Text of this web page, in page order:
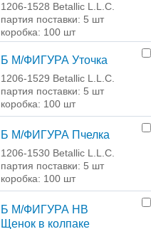
1206-1528 Betallic L.L.C.
партия поставки: 5 шт
коробка: 100 шт
Б М/ФИГУРА Уточка
1206-1529 Betallic L.L.C.
партия поставки: 5 шт
коробка: 100 шт
Б М/ФИГУРА Пчелка
1206-1530 Betallic L.L.C.
партия поставки: 5 шт
коробка: 100 шт
Б М/ФИГУРА HB
Щенок в колпаке